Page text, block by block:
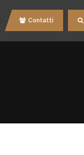
Contatti